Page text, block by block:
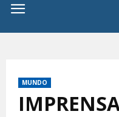
MUNDO